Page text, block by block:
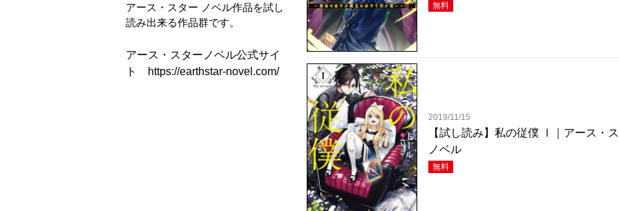
アース・スター ノベル作品を試し
読み出来る作品群です。
アース・スターノベル公式サイ
ト https://earthstar-novel.com/
無料
2019/11/15
【試し読み】私の従僕 Ⅰ｜アース・
ノベル
無料